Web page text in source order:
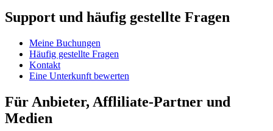
Support und häufig gestellte Fragen
Meine Buchungen
Häufig gestellte Fragen
Kontakt
Eine Unterkunft bewerten
Für Anbieter, Affliliate-Partner und
Medien